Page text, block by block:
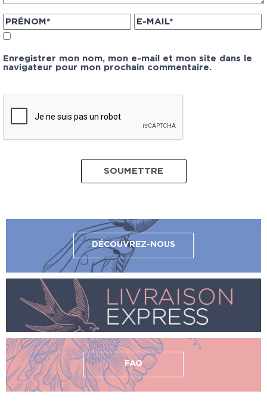
Enregistrer mon nom, mon e-mail et mon site dans le
navigateur pour mon prochain commentaire.
DÉCOUVREZ-NOUS
FAQ